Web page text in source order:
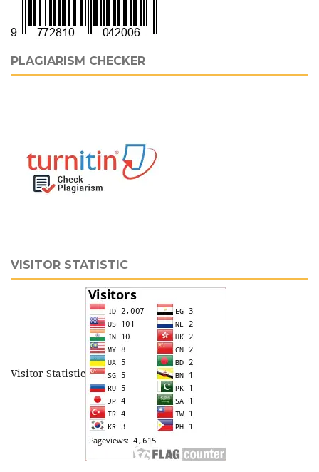
PLAGIARISM CHECKER
VISITOR STATISTIC
Visitor Statistic